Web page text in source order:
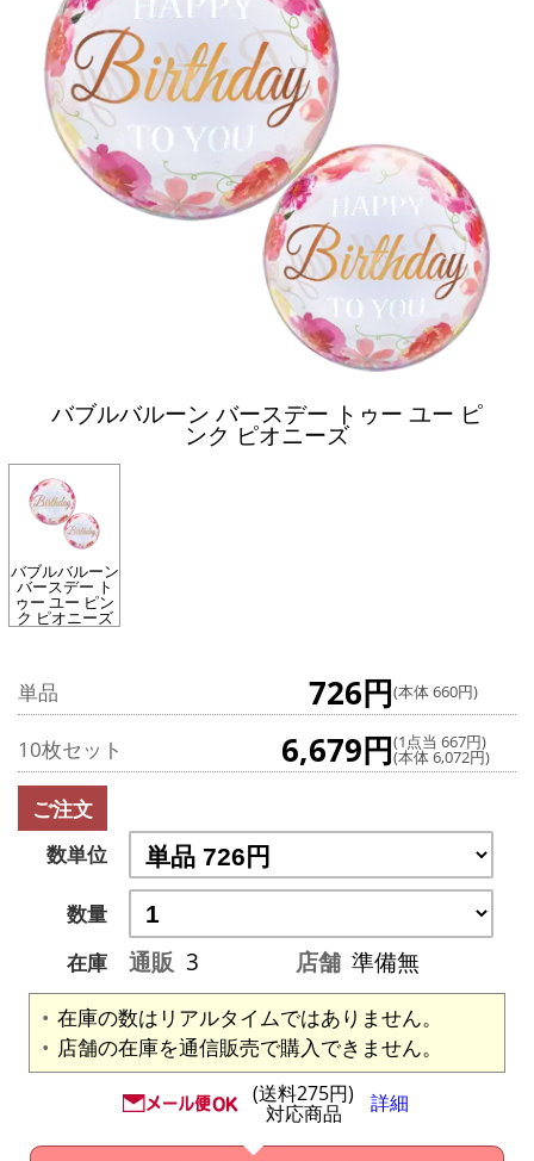
バブルバルーン バースデー トゥー ユー ピ
ンク ピオニーズ
バブルバルーン
バースデー ト
ゥー ユー ピン
ク ピオニーズ
単品 726円(本体 660円)
10枚セット 6,679円(1点当 667円)
(本体 6,072円)
ご注文
数単位
数量
在庫
通販 3 店舗 準備無
在庫の数はリアルタイムではありません。
店舗の在庫を通信販売で購入できません。
(送料275円)
対応商品 詳細